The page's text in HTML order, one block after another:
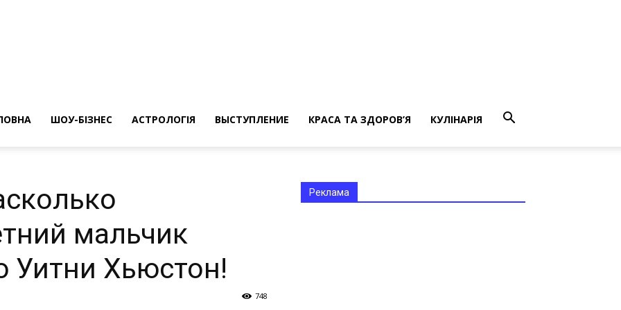
ШОУ-БІЗНЕС АСТРОЛОГІЯ ВЫСТУПЛЕНИЕ КРАСА ТА ЗДОРОВ’Я КУЛІНАРІЯ
мальчик
Уитни Хьюстон!
748
Реклама